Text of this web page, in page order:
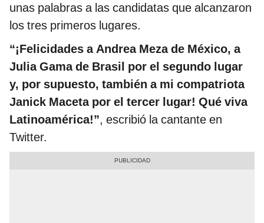
unas palabras a las candidatas que alcanzaron
los tres primeros lugares.
“¡Felicidades a Andrea Meza de México, a
Julia Gama de Brasil por el segundo lugar
y, por supuesto, también a mi compatriota
Janick Maceta por el tercer lugar! Qué viva
Latinoamérica!”, escribió la cantante en
Twitter.